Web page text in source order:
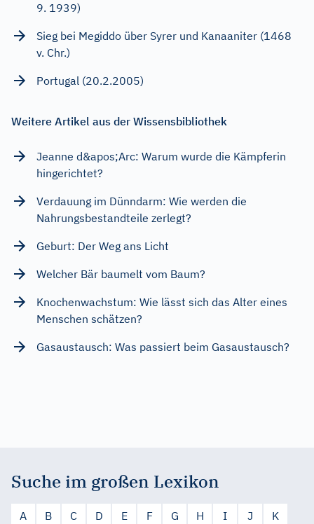
9. 1939)
Sieg bei Megiddo über Syrer und Kanaaniter (1468
v. Chr.)
Portugal (20.2.2005)
Weitere Artikel aus der Wissensbibliothek
Jeanne d&apos;Arc: Warum wurde die Kämpferin
hingerichtet?
Verdauung im Dünndarm: Wie werden die
Nahrungsbestandteile zerlegt?
Geburt: Der Weg ans Licht
Welcher Bär baumelt vom Baum?
Knochenwachstum: Wie lässt sich das Alter eines
Menschen schätzen?
Gasaustausch: Was passiert beim Gasaustausch?
Suche im großen Lexikon
A B C D E F G H I J
K